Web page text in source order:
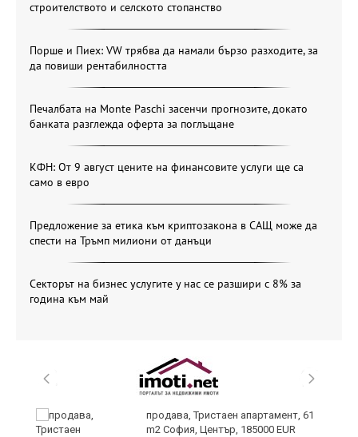
строителството и селското стопанство
Порше и Пиех: VW трябва да намали бързо разходите, за
да повиши рентабилността
Печалбата на Monte Paschi засенчи прогнозите, докато
банката разглежда оферта за поглъщане
КФН: От 9 август цените на финансовите услуги ще са
само в евро
Предложение за етика към криптозакона в САЩ може да
спести на Тръмп милиони от данъци
Секторът на бизнес услугите у нас се разшири с 8% за
година към май
продава, Тристаен апартамент, 61
m2 София, Център, 185000 EUR